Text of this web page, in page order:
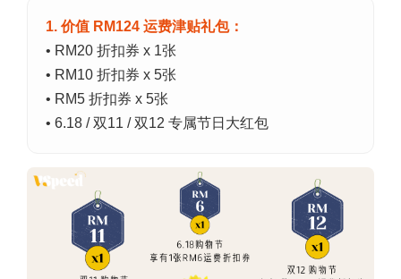
1. 价值 RM124 运费津贴礼包：
• RM20 折扣券 x 1张
• RM10 折扣券 x 5张
• RM5 折扣券 x 5张
• 6.18 / 双11 / 双12 专属节日大红包